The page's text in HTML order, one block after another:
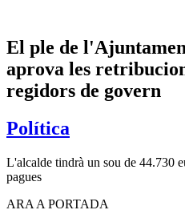
El ple de
aprova les
regidors de govern
Política
L'alcalde tindrà un sou de 44.730
pagues
ARA A PORTADA